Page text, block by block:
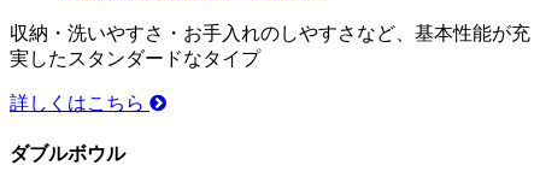
収納・洗いやすさ・お手入れのしやすさなど、基本性能が充
実したスタンダードなタイプ
詳しくはこちら
ダブルボウル